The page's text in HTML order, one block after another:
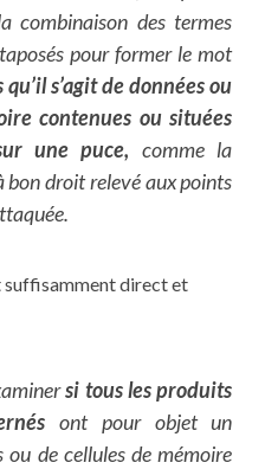
combinaison des termes
pour former le mot
qu’il s’agit de données ou
contenues ou situées
une puce, comme la
bon droit relevé aux points
suffisamment direct et
si tous les produits
ont pour objet un
ou de cellules de mémoire